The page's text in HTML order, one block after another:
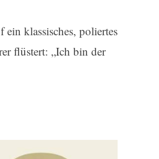
klassisches, poliertes
flüstert: „Ich bin der